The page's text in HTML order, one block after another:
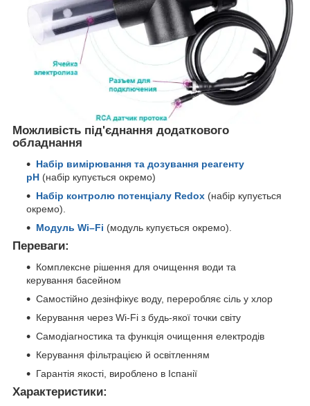
Можливість під'єднання додаткового
обладнання
Набір вимірювання та дозування реагенту
pH (набір купується окремо)
Набір контролю потенціалу Redox (набір купується
окремо).
Модуль Wi–Fi (модуль купується окремо).
Переваги:
Комплексне рішення для очищення води та
керування басейном
Самостійно дезінфікує воду, переробляє сіль у хлор
Керування через Wi-Fi з будь-якої точки світу
Самодіагностика та функція очищення електродів
Керування фільтрацією й освітленням
Гарантія якості, вироблено в Іспанії
Характеристики: